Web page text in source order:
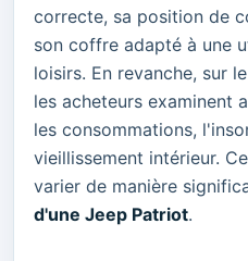
correcte, sa position de
son coffre adapté à une
loisirs. En revanche, sur
les acheteurs examinent
les consommations,
vieillissement intérieur.
varier de manière
d'une Jeep Patriot.